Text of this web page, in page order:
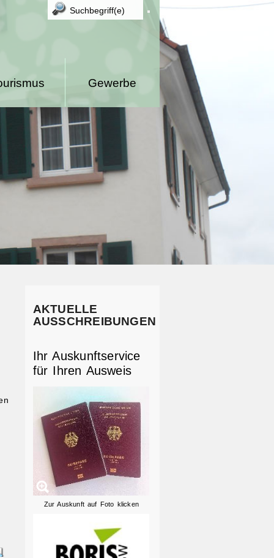
Gewerbe
AKTUELLE
AUSSCHREIBUNGEN
Ihr Auskunftservice
für Ihren Ausweis
Zur Auskunft auf Foto klicken